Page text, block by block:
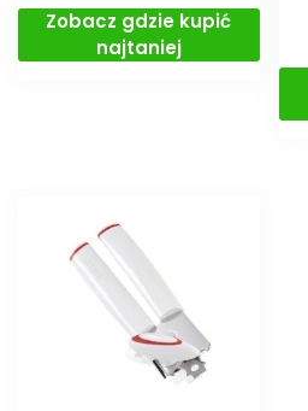
Zobacz gdzie kupić
najtaniej